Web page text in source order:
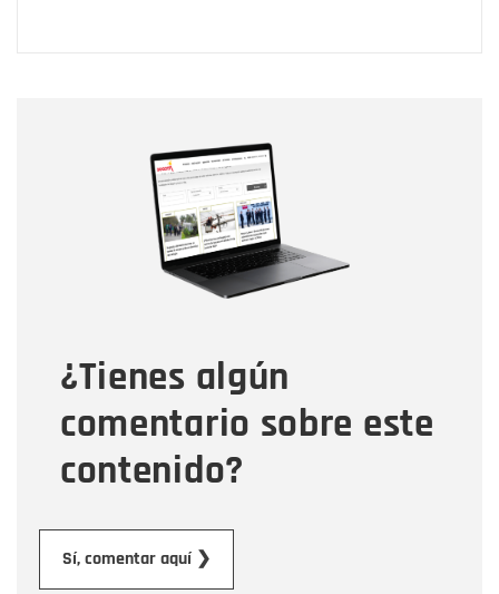
¿Tienes algún
comentario sobre este
contenido?
Sí, comentar aquí ❯
Correo electrónico
Tipo de comentario
Mensaje